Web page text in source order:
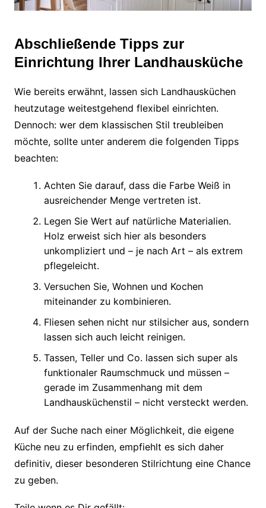
Abschließende Tipps zur
Einrichtung Ihrer Landhausküche
Wie bereits erwähnt, lassen sich Landhausküchen
heutzutage weitestgehend flexibel einrichten.
Dennoch: wer dem klassischen Stil treubleiben
möchte, sollte unter anderem die folgenden Tipps
beachten:
Achten Sie darauf, dass die Farbe Weiß in
ausreichender Menge vertreten ist.
Legen Sie Wert auf natürliche Materialien.
Holz erweist sich hier als besonders
unkompliziert und – je nach Art – als extrem
pflegeleicht.
Versuchen Sie, Wohnen und Kochen
miteinander zu kombinieren.
Fliesen sehen nicht nur stilsicher aus, sondern
lassen sich auch leicht reinigen.
Tassen, Teller und Co. lassen sich super als
funktionaler Raumschmuck und müssen –
gerade im Zusammenhang mit dem
Landhausküchenstil – nicht versteckt werden.
Auf der Suche nach einer Möglichkeit, die eigene
Küche neu zu erfinden, empfiehlt es sich daher
definitiv, dieser besonderen Stilrichtung eine Chance
zu geben.